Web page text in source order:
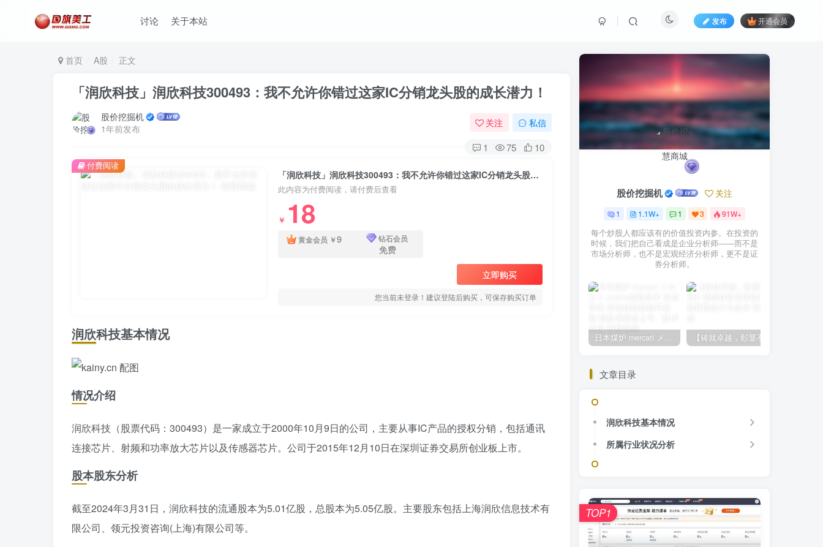
讨论 关于本站 发布 开通会员
首页 A股 正文
「润欣科技」润欣科技300493：我不允许你错过这家IC分销龙头股的成长潜力！
股价挖掘机
1年前发布
关注 私信
1 75 10
「润欣科技」润欣科技300493：我不允许你错过这家IC分销龙头股的成长潜力！
此内容为付费阅读，请付费后查看
￥ 18
黄金会员 ￥9 钻石会员
免费
立即购买
您当前未登录！建议登陆后购买，可保存购买订单
付费阅读
润欣科技基本情况
情况介绍
润欣科技（股票代码：300493）是一家成立于2000年10月9日的公司，主要从事IC产品的授权分销，包括通讯
连接芯片、射频和功率放大芯片以及传感器芯片。公司于2015年12月10日在深圳证券交易所创业板上市。
股本股东分析
截至2024年3月31日，润欣科技的流通股本为5.01亿股，总股本为5.05亿股。主要股东包括上海润欣信息技术有
限公司、领元投资咨询(上海)有限公司等。
股价挖掘机 关注
1 1.1W+ 1 3 91W+
每个炒股人都应该有的价值投资内参。在投资的
时候，我们把自己看成是企业分析师——而不是
市场分析师，也不是宏观经济分析师，更不是证
券分析师。
日本煤炉 mercari メルカリ cookie提取技术 安卓 苹果 雷电模拟器都可提取,指纹浏览器上号。技术支持
文章目录
润欣科技基本情况
所属行业状况分析
TOP1